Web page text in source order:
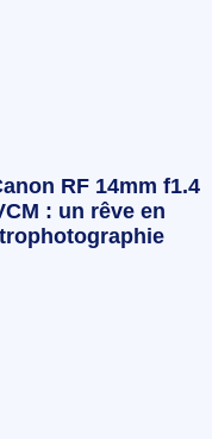
RF 14mm f1.4
: un rêve en